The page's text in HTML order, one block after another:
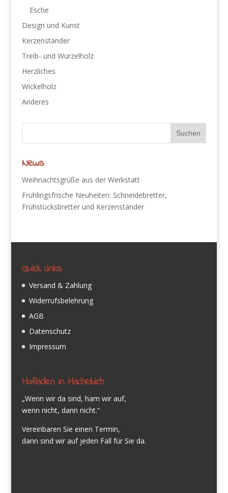
Esche
Design und Kunst
Kerzenständer
Treib- und Wurzelholz
Herzliches
Wickelholz
Anderes
News
Weihnachtsgrüße aus der Werkstatt
Frühlingsfrische Neuheiten: Schneidebretter,
Frühstücksbretter und Kerzenständer
Quick Links
Versand & Zahlung
Widerrufsbelehrung
AGB
Datenschutz
Impressum
Hofladen in Hachelbich
„Wenn wir da sind, ham wir auf,
wenn nicht, dann nicht.“
Vereinbaren Sie einen Termin,
dann sind wir auf jeden Fall für Sie da.